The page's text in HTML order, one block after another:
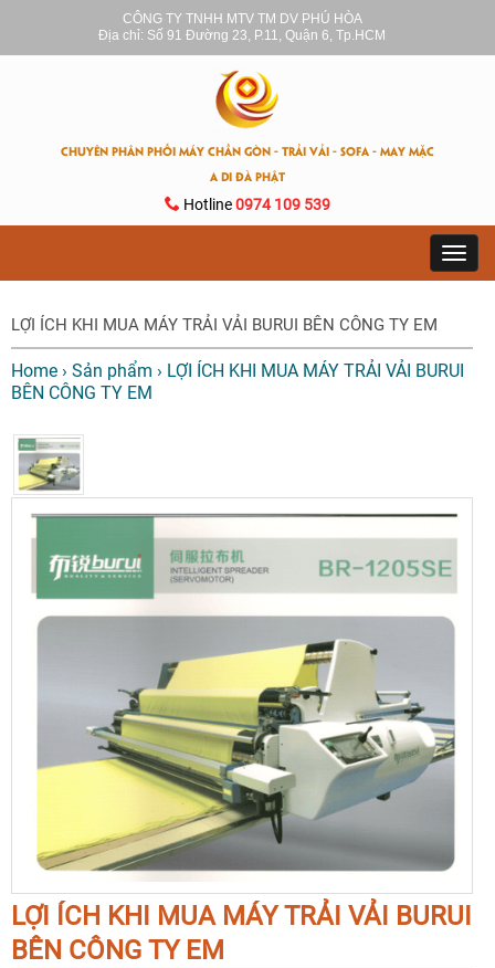
CÔNG TY TNHH MTV TM DV PHÚ HÒA
Địa chỉ: Số 91 Đường 23, P.11, Quận 6, Tp.HCM
CHUYÊN PHÂN PHỐI MÁY CHẦN GÒN - TRẢI VẢI - SOFA - MAY MẶC
A DI ĐÀ PHẬT
Hotline0974 109 539
LỢI ÍCH KHI MUA MÁY TRẢI VẢI BURUI BÊN CÔNG TY EM
Home › Sản phẩm › LỢI ÍCH KHI MUA MÁY TRẢI VẢI BURUI
BÊN CÔNG TY EM
LỢI ÍCH KHI MUA MÁY TRẢI VẢI BURUI
BÊN CÔNG TY EM